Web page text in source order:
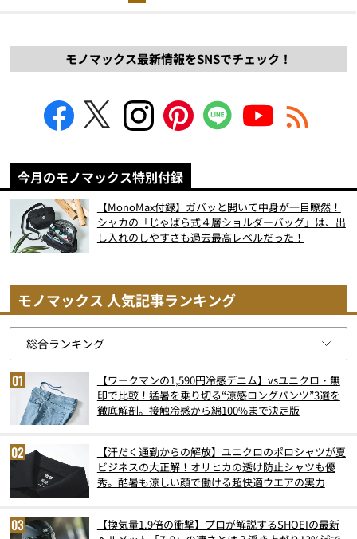
モノマックス最新情報をSNSでチェック！
今月のモノマックス特別付録
【MonoMax付録】ガバッと開いて中身が一目瞭然！
シャカの「じゃばら式４層ショルダーバッグ」は、出
し入れのしやすさも過去最高レベルだった！
モノマックス 人気記事ランキング
【ワークマンの1,590円冷感デニム】vsユニクロ・無
印で比較！猛暑を乗り切る“涼感ロングパンツ”3選を
徹底解剖。接触冷感から綿100%まで決定版
【汗だく通勤からの解放】ユニクロのポロシャツが夏
ビジネスの大正解！オリヒカの透け防止シャツも優
秀。酷暑も涼しい顔で働ける超快適ウエアの実力
【換気量1.9倍の衝撃】プロが解説するSHOEIの最新